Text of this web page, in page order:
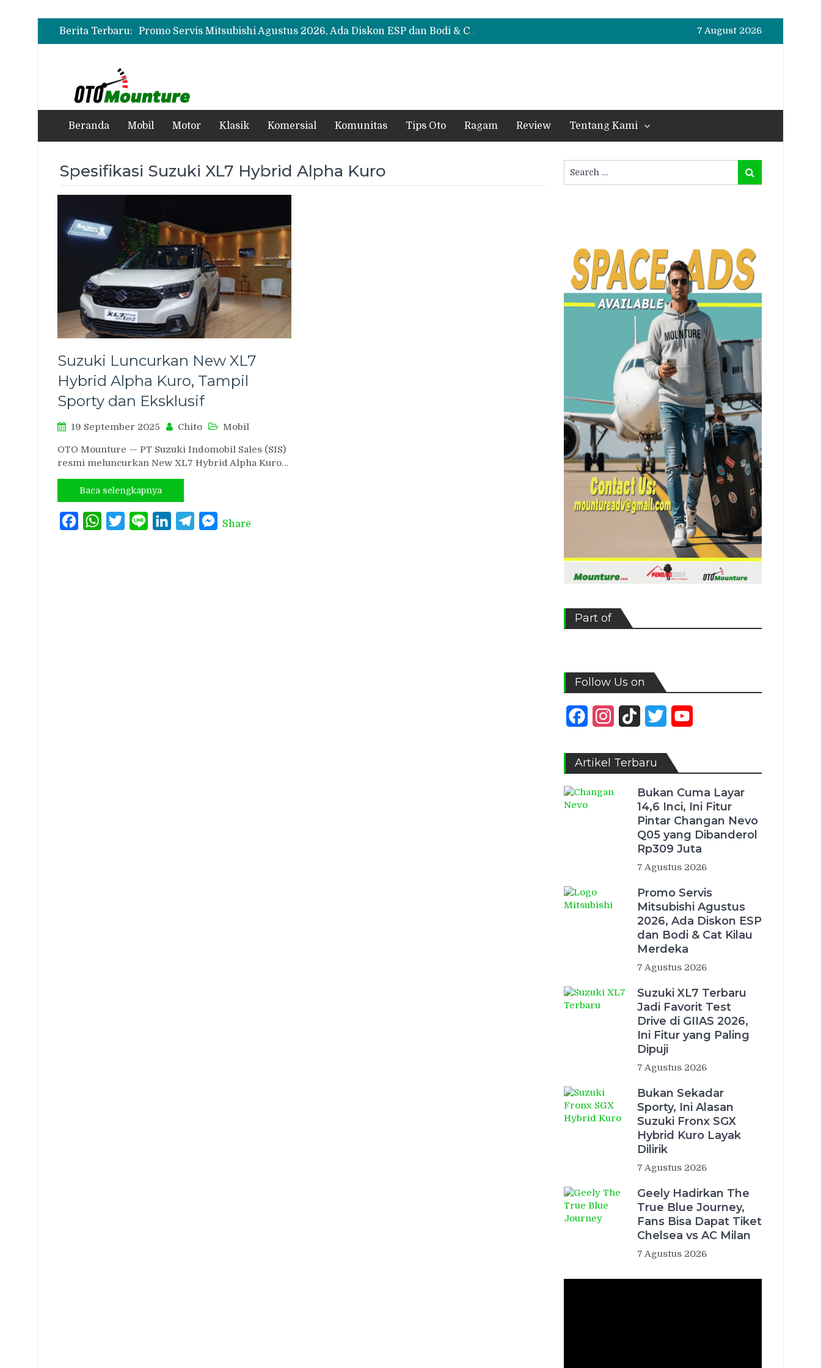
Berita Terbaru:
Bukan Cuma Layar 14,6 Inci, Ini Fitur Pintar Changan Nevo Q05 yang Dibanderol Rp309 Juta
Promo Servis Mitsubishi Agustus 2026, Ada Diskon ESP dan Bodi & Cat Kilau Merdeka
Suzuki XL7 Terbaru Jadi Favorit Test Drive di GIIAS 2026, Ini Fitur yang Paling Dipuji
7 August 2026
Beranda Mobil Motor Klasik Komersial Komunitas Tips Oto Ragam Review Tentang Kami
Spesifikasi Suzuki XL7 Hybrid Alpha Kuro
Suzuki Luncurkan New XL7
Hybrid Alpha Kuro, Tampil
Sporty dan Eksklusif
19 September 2025 Chito Mobil
OTO Mounture — PT Suzuki Indomobil Sales (SIS)
resmi meluncurkan New XL7 Hybrid Alpha Kuro…
Baca selengkapnya
FacebookWhatsAppTwitterLine LinkedInTelegramMessenger
Share
for:
Search
Part of
Follow Us on
FacebookInstagram
TikTok Twitter
Artikel Terbaru
Bukan Cuma Layar
14,6 Inci, Ini Fitur
Pintar Changan Nevo
Q05 yang Dibanderol
Rp309 Juta
7 Agustus 2026
Promo Servis
Mitsubishi Agustus
2026, Ada Diskon ESP
dan Bodi & Cat Kilau
Merdeka
7 Agustus 2026
Suzuki XL7 Terbaru
Jadi Favorit Test
Drive di GIIAS 2026,
Ini Fitur yang Paling
Dipuji
7 Agustus 2026
Bukan Sekadar
Sporty, Ini Alasan
Suzuki Fronx SGX
Hybrid Kuro Layak
Dilirik
7 Agustus 2026
Geely Hadirkan The
True Blue Journey,
Fans Bisa Dapat Tiket
Chelsea vs AC Milan
7 Agustus 2026